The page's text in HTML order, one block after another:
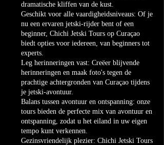
dramatische kliffen van de kust.
Geschikt voor alle vaardigheidsniveaus: Of je
nu een ervaren jetski-rijder bent of een
beginner, Chichi Jetski Tours op Curaçao
biedt opties voor iedereen, van beginners tot
experts.
Leg herinneringen vast: Creëer blijvende
herinneringen en maak foto's tegen de
prachtige achtergronden van Curaçao tijdens
je jetski-avontuur.
Balans tussen avontuur en ontspanning: onze
tours bieden de perfecte mix van avontuur en
ontspanning, zodat u het eiland in uw eigen
tempo kunt verkennen.
Gezinsvriendelijk plezier: Chichi Jetski Tours